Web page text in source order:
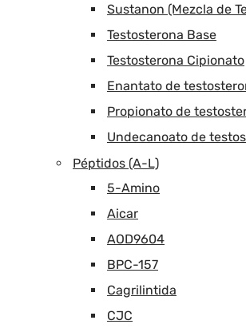
Sustanon (Mezcla de
Testosterona Base
Testosterona Cipionato
Enantato de
Propionato de
Undecanoato de
Péptidos (A-L)
5-Amino
Aicar
AOD9604
BPC-157
Cagrilintida
CJC